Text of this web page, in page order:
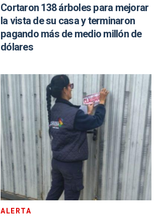
Cortaron 138 árboles para mejorar
la vista de su casa y terminaron
pagando más de medio millón de
dólares
ALERTA